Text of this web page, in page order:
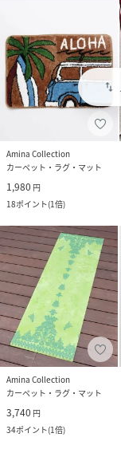
swap_vert
Amina Collection
カーペット・ラグ・マット
1,980 円
18ポイント(1倍)
Amina Collection
カーペット・ラグ・マット
3,740 円
34ポイント(1倍)